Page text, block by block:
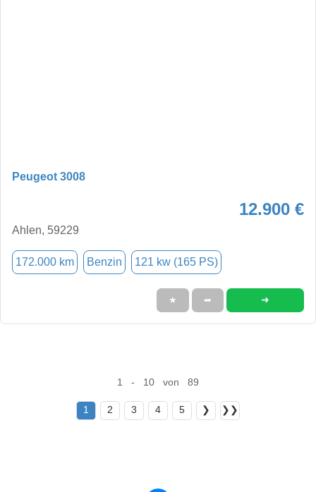
Peugeot 3008
12.900 €
Ahlen, 59229
172.000 km Benzin 121 kw (165 PS)
★ ➦ ➜
1 - 10 von 89
1 2 3 4 5 ❯ ❯❯